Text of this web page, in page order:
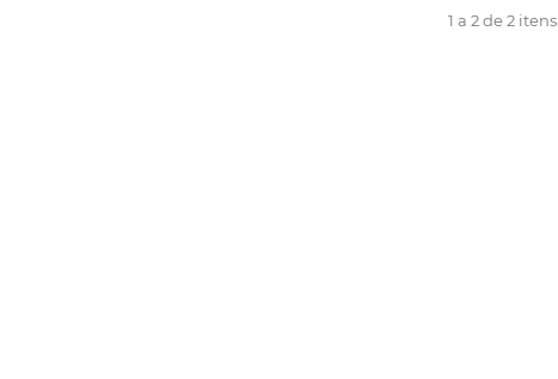
1 a 2 de 2 itens